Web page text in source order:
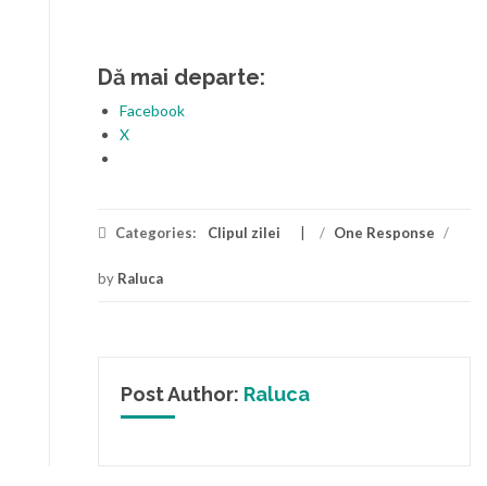
Dă mai departe:
Facebook
X
Categories: Clipul zilei / One Response /
by Raluca
Post Author: Raluca